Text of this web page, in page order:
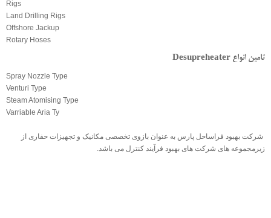
Rigs
Land Drilling Rigs
Offshore Jackup
Rotary Hoses
تامین انواع Desupreheater
Spray Nozzle Type
Venturi Type
Steam Atomising Type
Varriable Aria Ty
شرکت بهبود فراساحل پارس به عنوان بازوی تخصصی مکانیک و تجهیزات حفاری از
زیرمجموعه های شرکت های بهبود فرآیند کنترل می باشد.